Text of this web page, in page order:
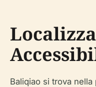
Baliqiao si trova